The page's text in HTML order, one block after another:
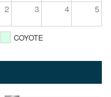
2 3 4 5
COYOTE